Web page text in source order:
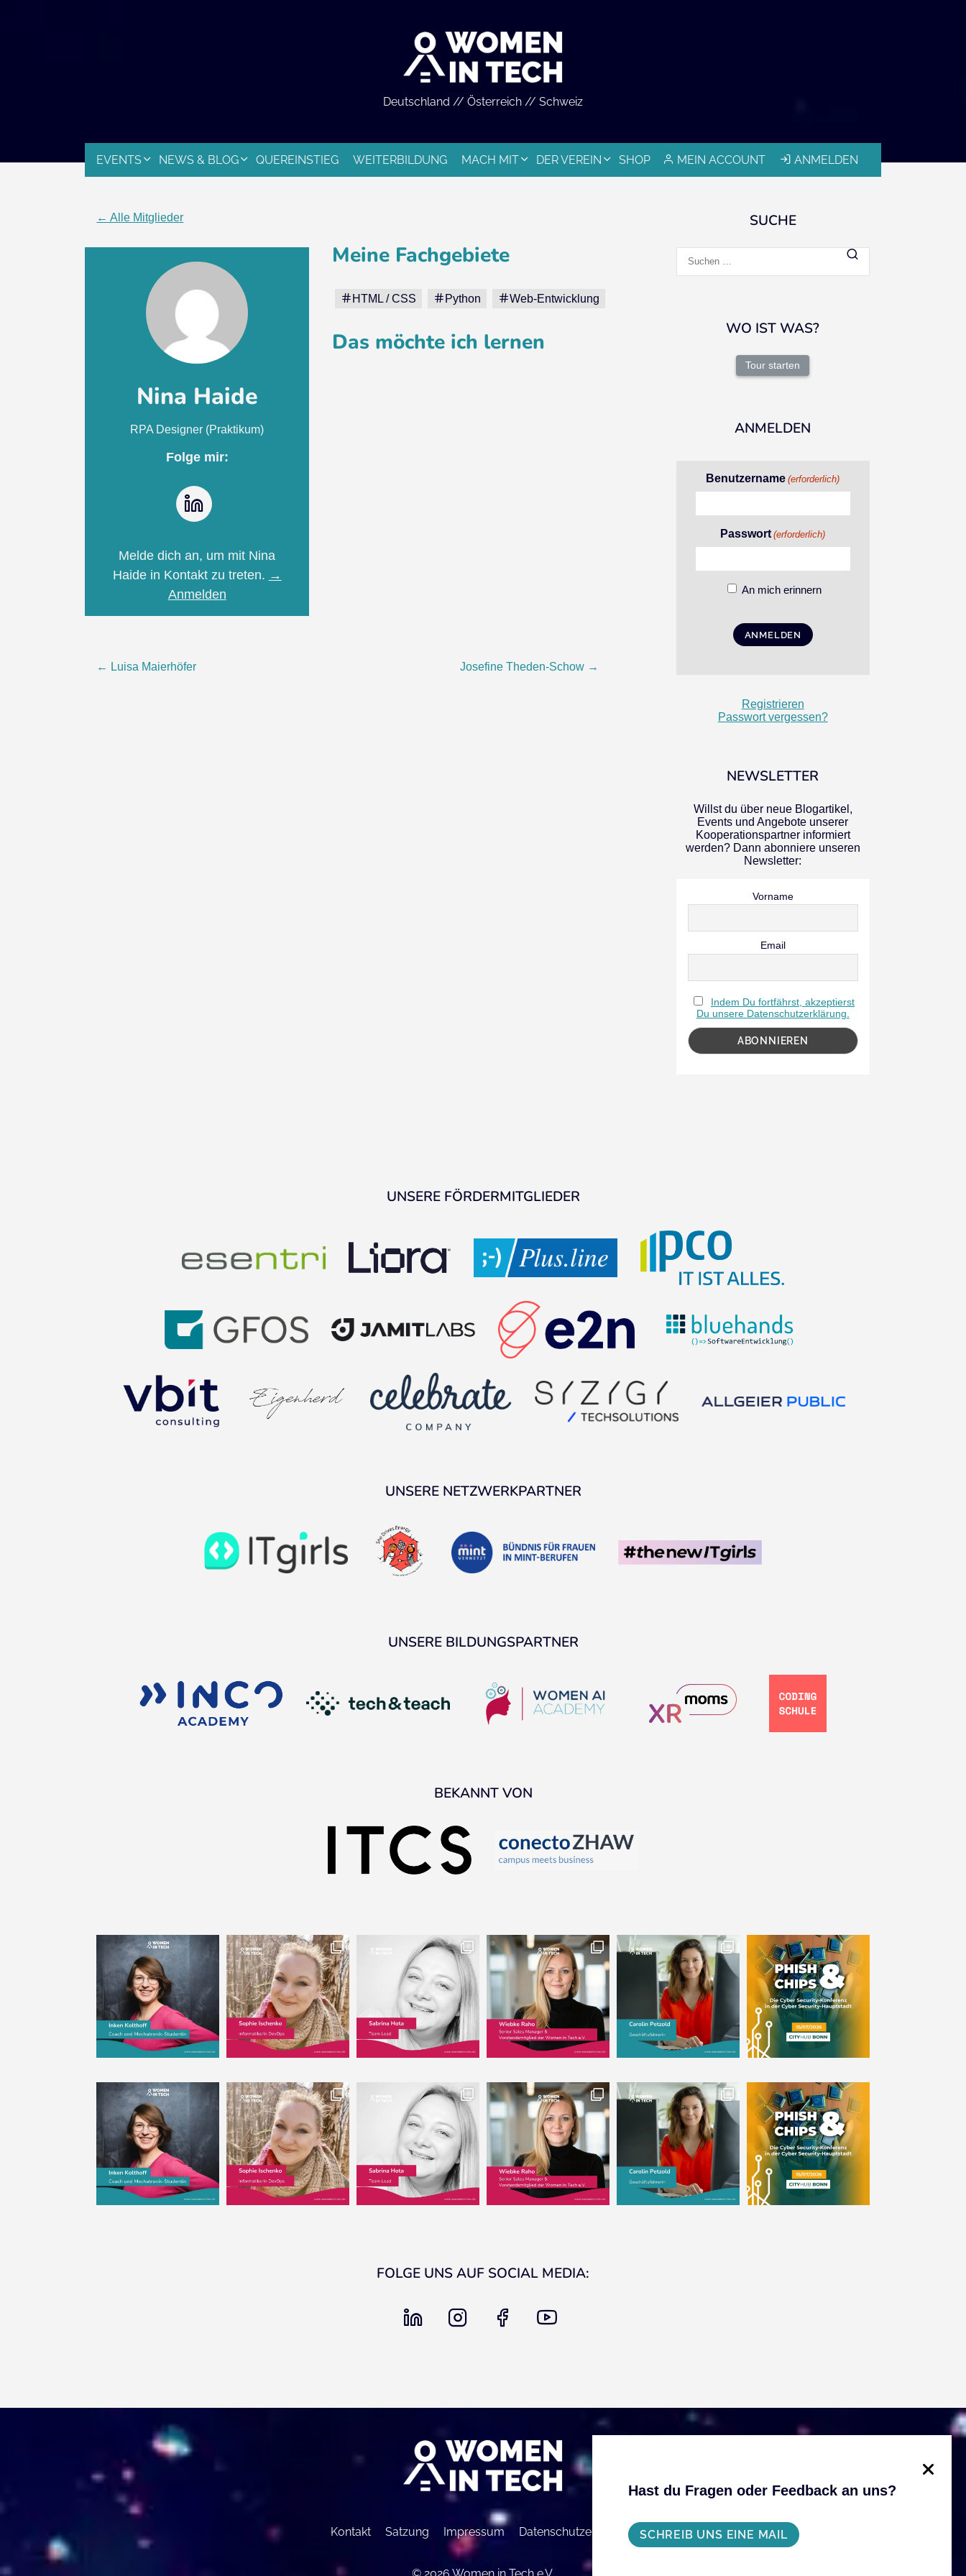
Deutschland // Österreich // Schweiz
MEIN ACCOUNT ANMELDEN
EVENTS NEWS & BLOG QUEREINSTIEG WEITERBILDUNG MACH MIT DER VEREIN SHOP
← Alle Mitglieder
Nina Haide
RPA Designer (Praktikum)
Folge mir:
Melde dich an, um mit Nina
Haide in Kontakt zu treten. →
Anmelden
Meine Fachgebiete
HTML / CSS Python Web-Entwicklung
Das möchte ich lernen
Beitragsnavigation
← Luisa Maierhöfer Josefine Theden-Schow →
SUCHE
nach:
WO IST WAS?
Tour starten
ANMELDEN
Benutzername (erforderlich)
Passwort (erforderlich)
An mich erinnern
Registrieren
Passwort vergessen?
NEWSLETTER
Willst du über neue Blogartikel,
Events und Angebote unserer
Kooperationspartner informiert
werden? Dann abonniere unseren
Newsletter:
Vorname
Email
Indem Du fortfährst, akzeptierst
Du unsere Datenschutzerklärung.
UNSERE FÖRDERMITGLIEDER
UNSERE NETZWERKPARTNER
UNSERE BILDUNGSPARTNER
BEKANNT VON
FOLGE UNS AUF SOCIAL MEDIA:
linkedin instagram
Kontakt Satzung Impressum Datenschutzerklärung
© 2026 Women in Tech e.V.
Hast du Fragen oder Feedback an uns?
SCHREIB UNS EINE MAIL